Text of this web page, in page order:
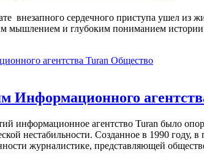
внезапного сердечного приступа ушел
мышлением и глубоким пониманием
Общество
Информационного
информационное агентство Turan было
нестабильности. Созданное в 1990
журналистике, представляющей